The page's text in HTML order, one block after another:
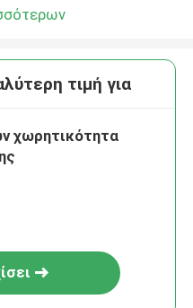
τιμή για
χωρητικότητα